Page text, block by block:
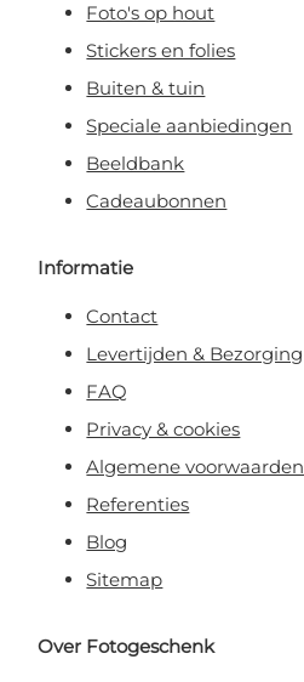
Foto's op hout
Stickers en folies
Buiten & tuin
Speciale aanbiedingen
Beeldbank
Cadeaubonnen
Informatie
Contact
Levertijden & Bezorging
FAQ
Privacy & cookies
Algemene voorwaarden
Referenties
Blog
Sitemap
Over Fotogeschenk